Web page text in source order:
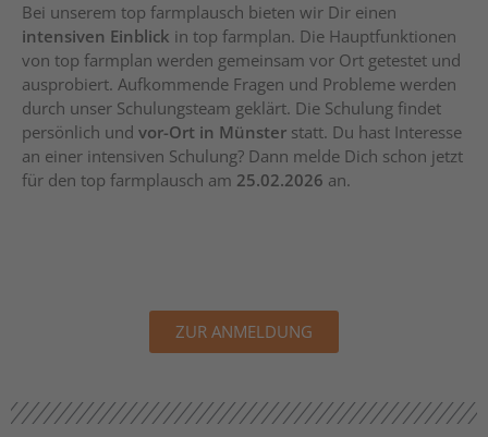
Bei unserem top farmplausch bieten wir Dir einen
intensiven Einblick in top farmplan. Die Hauptfunktionen
von top farmplan werden gemeinsam vor Ort getestet und
ausprobiert. Aufkommende Fragen und Probleme werden
durch unser Schulungsteam geklärt. Die Schulung findet
persönlich und vor-Ort in Münster statt. Du hast Interesse
an einer intensiven Schulung? Dann melde Dich schon jetzt
für den top farmplausch am 25.02.2026 an.
ZUR ANMELDUNG